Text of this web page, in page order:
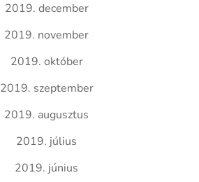
2019. december
2019. november
2019. október
2019. szeptember
2019. augusztus
2019. július
2019. június